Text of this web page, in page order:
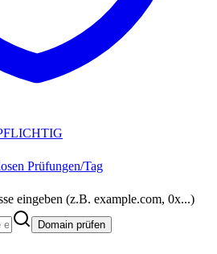
Prüfungen/Tag
eingeben (z.B. example.com, 0x...)
Domain prüfen